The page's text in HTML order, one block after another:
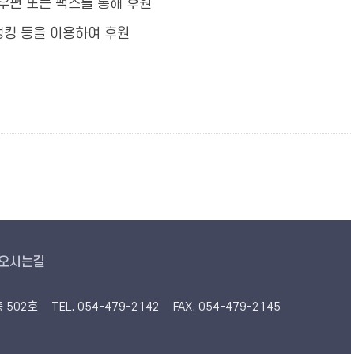
편 또는 팩스를 통해 후원
등을 이용하여 후원
시는길
502호 TEL. 054-479-2142 FAX. 054-479-2145